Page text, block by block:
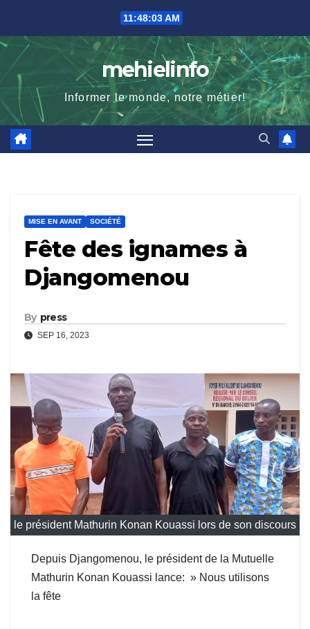
content
11:48:04 AM
mehielinfo
Informer le monde, notre métier!
MISE EN AVANT SOCIÉTÉ
Fête des ignames à
Djangomenou
By press
SEP 16, 2023
le président Mathurin Konan Kouassi lors de son discours
Depuis Djangomenou, le président de la Mutuelle
Mathurin Konan Kouassi lance: » Nous utilisons
la fête